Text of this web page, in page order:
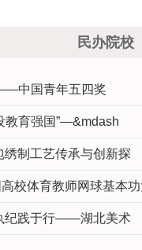
民办院校
中国青年五四奖
教育强国”—&mdash
制工艺传承与创新探
校体育教师网球基本
纪践于行——湖北美术